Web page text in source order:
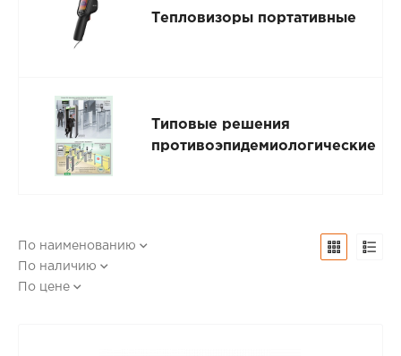
Тепловизоры портативные
Типовые решения
противоэпидемиологические
По наименованию
По наличию
По цене